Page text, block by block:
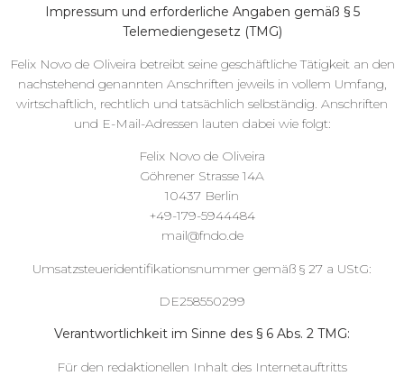
Impressum und erforderliche Angaben gemäß § 5
Telemediengesetz (TMG)
Felix Novo de Oliveira betreibt seine geschäftliche Tätigkeit an den
nachstehend genannten Anschriften jeweils in vollem Umfang,
wirtschaftlich, rechtlich und tatsächlich selbständig. Anschriften
und E-Mail-Adressen lauten dabei wie folgt:
Felix Novo de Oliveira
Göhrener Strasse 14A
10437 Berlin
+49-179-5944484
mail@fndo.de
Umsatzsteueridentifikationsnummer gemäß § 27 a UStG:
DE258550299
Verantwortlichkeit im Sinne des § 6 Abs. 2 TMG:
Für den redaktionellen Inhalt des Internetauftritts